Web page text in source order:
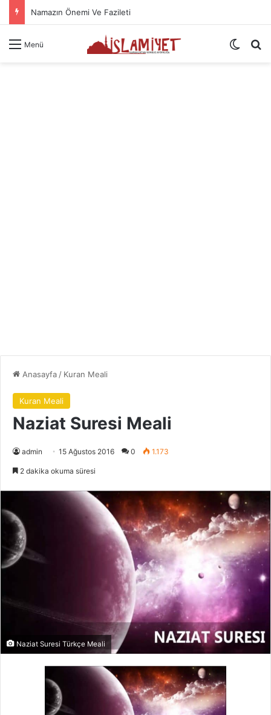
Namazın Önemi Ve Fazileti
Menü Dış
Anasayfa/ Kuran Meali
Kuran Meali
Naziat Suresi Meali
admin 15 Ağustos 2016 0 1.173
2 dakika okuma süresi
Naziat Suresi Türkçe Meali